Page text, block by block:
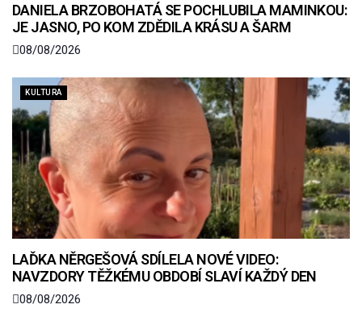
DANIELA BRZOBOHATÁ SE POCHLUBILA MAMINKOU:
JE JASNO, PO KOM ZDĚDILA KRÁSU A ŠARM
08/08/2026
KULTURA
LAĎKA NĚRGEŠOVÁ SDÍLELA NOVÉ VIDEO:
NAVZDORY TĚŽKÉMU OBDOBÍ SLAVÍ KAŽDÝ DEN
08/08/2026